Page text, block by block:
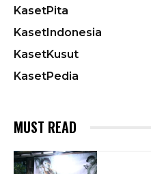
KasetPita
KasetIndonesia
KasetKusut
KasetPedia
MUST READ